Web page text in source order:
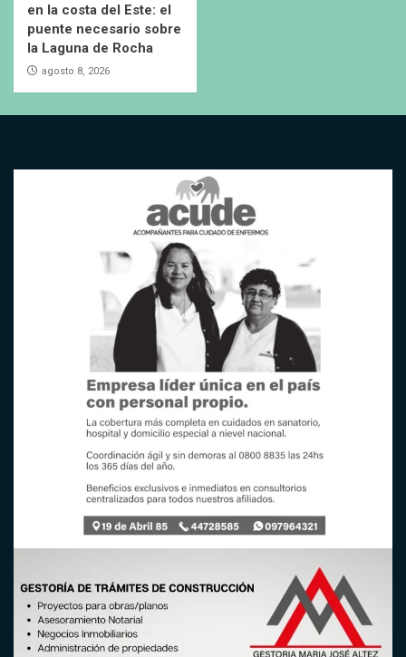
en la costa del Este: el
puente necesario sobre
la Laguna de Rocha
agosto 8, 2026